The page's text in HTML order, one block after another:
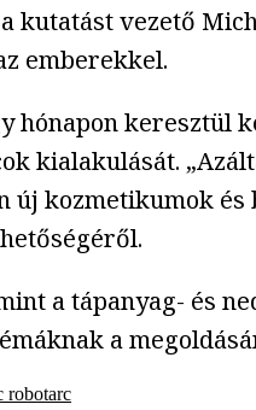
kutatást vezető
emberekkel.
hónapon keresztül
kialakulását.
új kozmetikumok
a tápanyag- és
a
robotarc